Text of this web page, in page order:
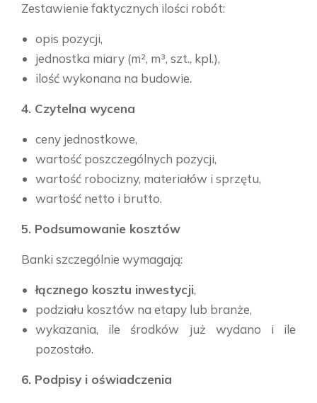
Zestawienie faktycznych ilości robót:
opis pozycji,
jednostka miary (m², m³, szt., kpl.),
ilość wykonana na budowie.
4. Czytelna wycena
ceny jednostkowe,
wartość poszczególnych pozycji,
wartość robocizny, materiałów i sprzętu,
wartość netto i brutto.
5. Podsumowanie kosztów
Banki szczególnie wymagają:
łącznego kosztu inwestycji,
podziału kosztów na etapy lub branże,
wykazania, ile środków już wydano i ile
pozostało.
6. Podpisy i oświadczenia